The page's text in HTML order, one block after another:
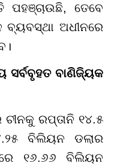
ପହଞ୍ଚାଉଛି, ତେବେ
ବ୍ୟବସ୍ଥା ଅଧୀନରେ
ସର୍ବବୃହତ ବାଣିଜ୍ୟିକ
ରପ୍ତାନି ୧୪.୫
ବିଲିୟନ ଡଲାର
ରେ ୧୬.୬୬ ବିଲିୟନ